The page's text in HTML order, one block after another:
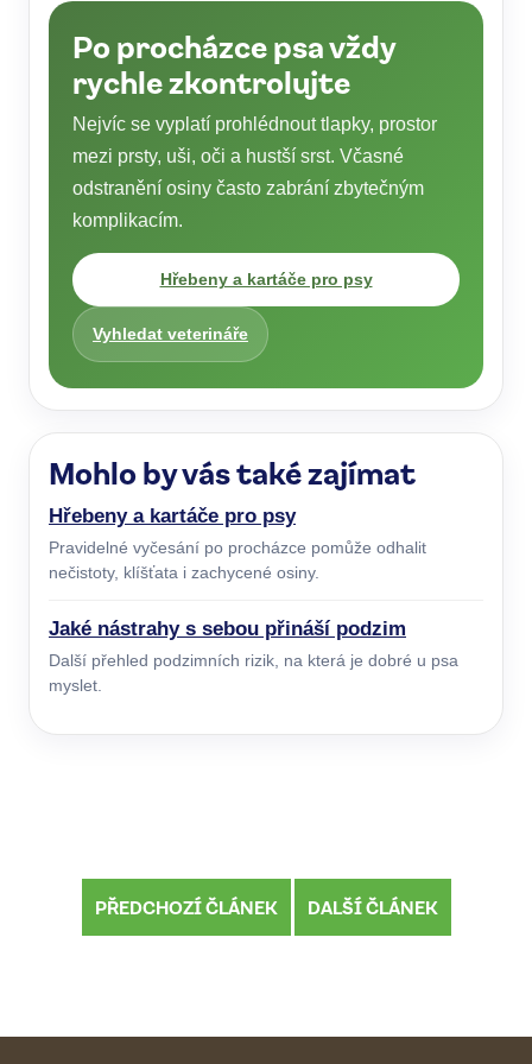
Po procházce psa vždy
rychle zkontrolujte
Nejvíc se vyplatí prohlédnout tlapky, prostor
mezi prsty, uši, oči a hustší srst. Včasné
odstranění osiny často zabrání zbytečným
komplikacím.
Hřebeny a kartáče pro psy
Vyhledat veterináře
Mohlo by vás také zajímat
Hřebeny a kartáče pro psy
Pravidelné vyčesání po procházce pomůže odhalit
nečistoty, klíšťata i zachycené osiny.
Jaké nástrahy s sebou přináší podzim
Další přehled podzimních rizik, na která je dobré u psa
myslet.
PŘEDCHOZÍ ČLÁNEK DALŠÍ ČLÁNEK